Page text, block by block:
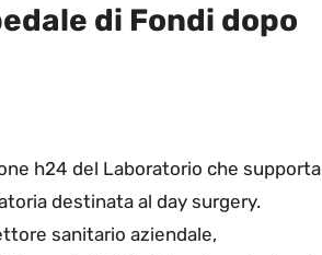
di Fondi dopo
h24 del Laboratorio che supporta
destinata al day surgery.
sanitario aziendale,